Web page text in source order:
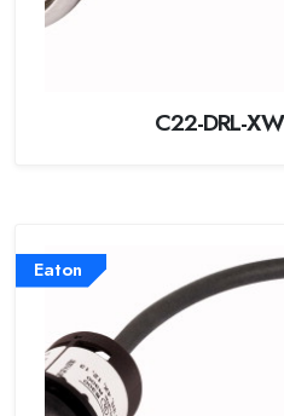
C22-DRL-
Eaton